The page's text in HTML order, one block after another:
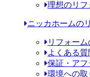
理想のリ
ニッカホームの
リフォー
よくある質
保証・アフ
環境への取